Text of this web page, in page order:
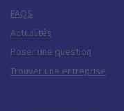
FAQS
Actualités
Poser une question
Trouver une entreprise